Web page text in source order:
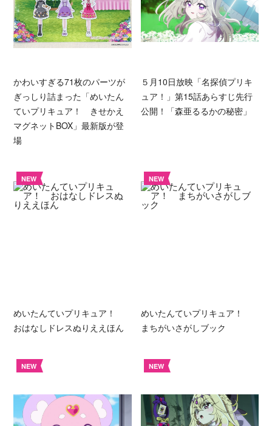
かわいすぎる71枚のパーツが
ぎっしり詰まった「めいたん
ていプリキュア！ きせかえ
マグネットBOX」最新版が登
場
５月10日放映「名探偵プリキ
ュア！」第15話あらすじ先行
公開！「森亜るるかの秘密」
NEW
めいたんていプリキュア！
おはなしドレスぬりええほん
NEW
めいたんていプリキュア！
まちがいさがしブック
NEW NEW